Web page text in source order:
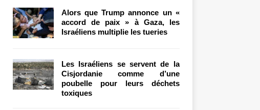
Alors que Trump annonce un «
accord de paix » à Gaza, les
Israéliens multiplie les tueries
Les Israéliens se servent de la
Cisjordanie comme d’une
poubelle pour leurs déchets
toxiques